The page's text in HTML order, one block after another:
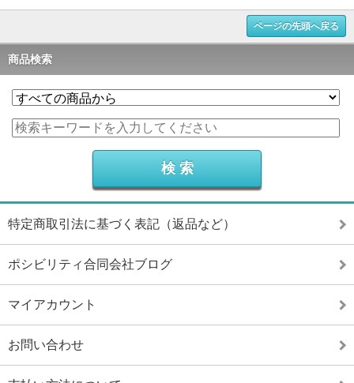
ページの先頭へ戻る
商品検索
特定商取引法に基づく表記（返品など）
ポシビリティ合同会社ブログ
マイアカウント
お問い合わせ